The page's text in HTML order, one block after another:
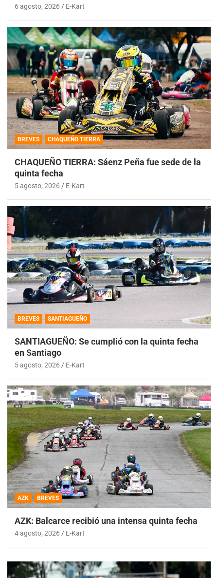
6 agosto, 2026 E-Kart
BREVES CHAQUEÑO TIERRA
CHAQUEÑO TIERRA: Sáenz Peña fue sede de la
quinta fecha
5 agosto, 2026 E-Kart
BREVES SANTIAGUEÑO
SANTIAGUEÑO: Se cumplió con la quinta fecha
en Santiago
5 agosto, 2026 E-Kart
AZK BREVES
AZK: Balcarce recibió una intensa quinta fecha
4 agosto, 2026 E-Kart